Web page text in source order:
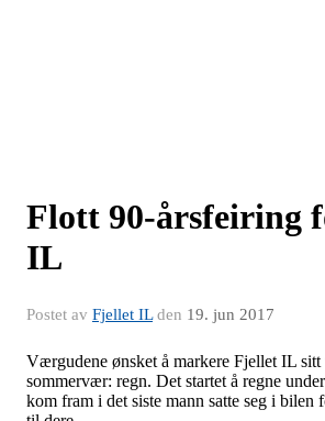
Flott 90-årsfeiring
IL
Postet av Fjellet ILden 19. jun 2017
Værgudene ønsket å markere Fjellet IL
sommervær: regn. Det startet å regne
kom fram i det siste mann satte seg i bilen